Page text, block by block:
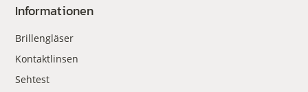
Informationen
Brillengläser
Kontaktlinsen
Sehtest